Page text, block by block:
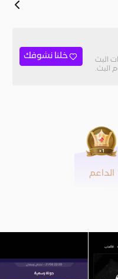
البث
البث.
خلنا نشوفك
الداعم